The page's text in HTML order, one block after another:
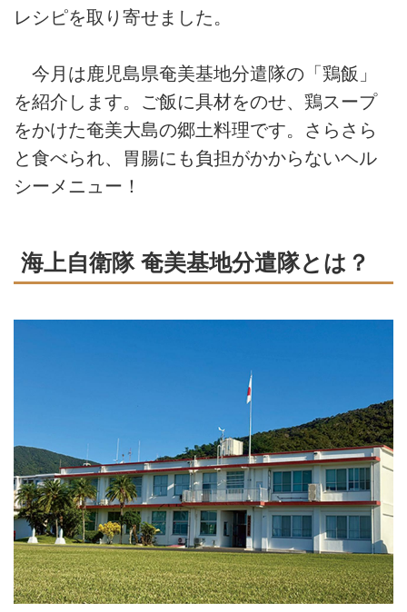
レシピを取り寄せました。
今月は鹿児島県奄美基地分遣隊の「鶏飯」
を紹介します。ご飯に具材をのせ、鶏スープ
をかけた奄美大島の郷土料理です。さらさら
と食べられ、胃腸にも負担がかからないヘル
シーメニュー！
海上自衛隊 奄美基地分遣隊とは？